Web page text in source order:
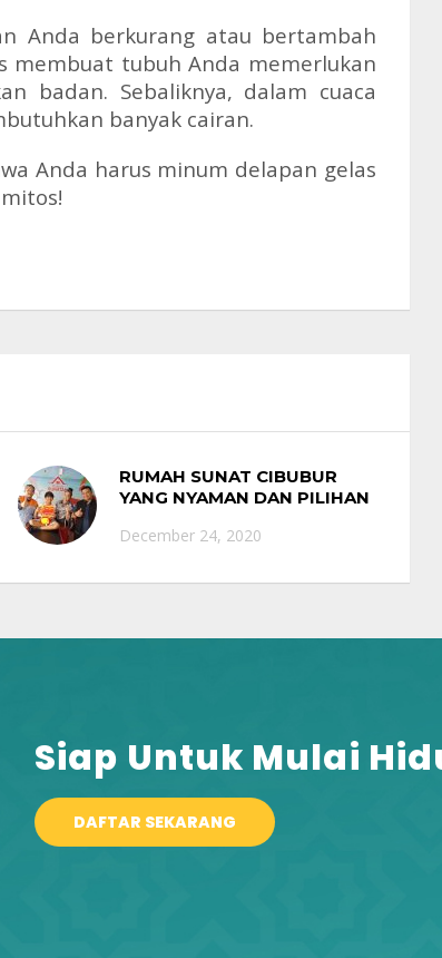
Anda berkurang atau bertambah
membuat tubuh Anda memerlukan
badan. Sebaliknya, dalam cuaca
banyak cairan.
Anda harus minum delapan gelas
RUMAH SUNAT CIBUBUR
YANG NYAMAN DAN PILIHAN
December 24, 2020
Siap Untuk Mulai
DAFTAR SEKARANG